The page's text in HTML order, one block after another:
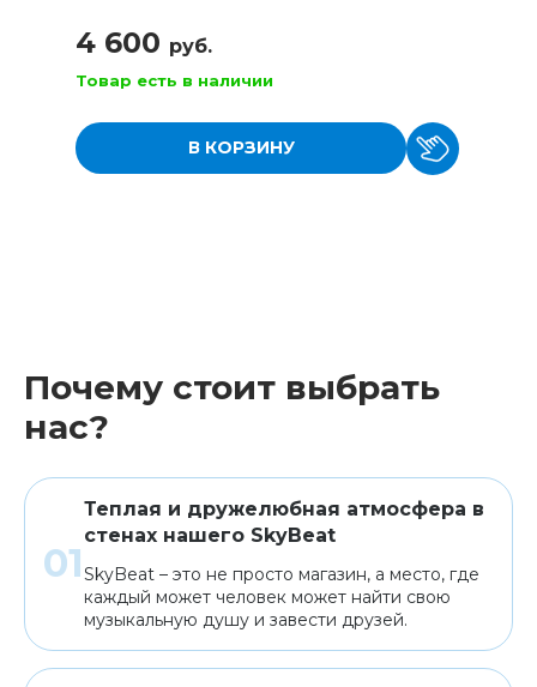
4 600 руб.
Товар есть в наличии
В КОРЗИНУ
Почему стоит выбрать
нас?
Теплая и дружелюбная атмосфера в
стенах нашего SkyBeat
SkyBeat – это не просто магазин, а место, где
каждый может человек может найти свою
музыкальную душу и завести друзей.